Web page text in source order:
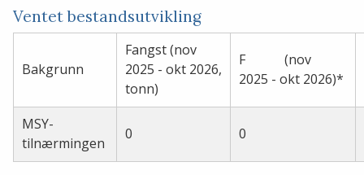
Ventet bestandsutvikling
Bakgrunn
Fangst (nov
2025 - okt 2026,
tonn)
F (nov
2025 - okt 2026)*
MSY-
tilnærmingen
0 0